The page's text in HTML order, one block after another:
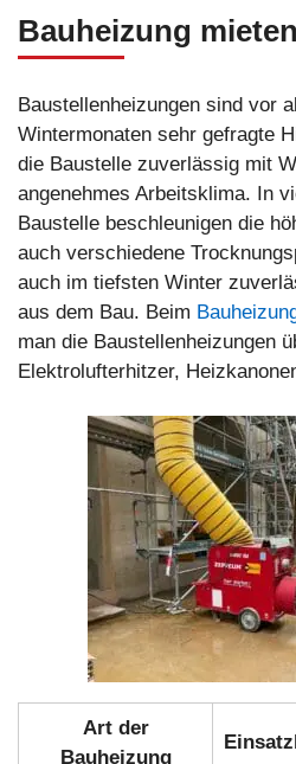
Bauheizung
Baustellenheizungen sind vor
Wintermonaten sehr gefragte
die Baustelle zuverlässig mit
angenehmes Arbeitsklima. In
Baustelle beschleunigen die
auch verschiedene
auch im tiefsten Winter
aus dem Bau. Beim
man die Baustellenheizungen
Elektrolufterhitzer,
Art der
Bauheizung